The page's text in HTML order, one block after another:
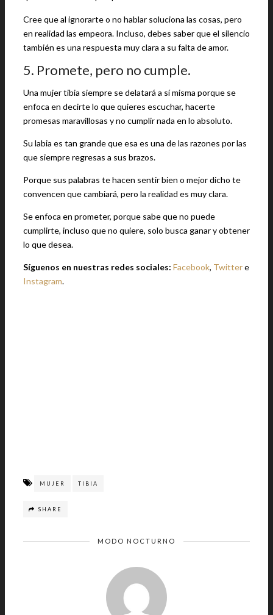
Cree que al ignorarte o no hablar soluciona las cosas, pero
en realidad las empeora. Incluso, debes saber que el silencio
también es una respuesta muy clara a su falta de amor.
5. Promete, pero no cumple.
Una mujer tibia siempre se delatará a sí misma porque se
enfoca en decirte lo que quieres escuchar, hacerte
promesas maravillosas y no cumplir nada en lo absoluto.
Su labia es tan grande que esa es una de las razones por las
que siempre regresas a sus brazos.
Porque sus palabras te hacen sentir bien o mejor dicho te
convencen que cambiará, pero la realidad es muy clara.
Se enfoca en prometer, porque sabe que no puede
cumplirte, incluso que no quiere, solo busca ganar y obtener
lo que desea.
Síguenos en nuestras redes sociales: Facebook, Twittere
Instagram.
MUJER TIBIA
SHARE
MODO NOCTURNO